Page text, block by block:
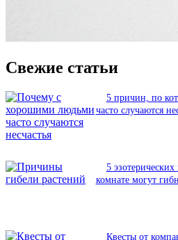
Свежие статьи
5 причин, по
часто случаются
5
комнате могут
Квесты от